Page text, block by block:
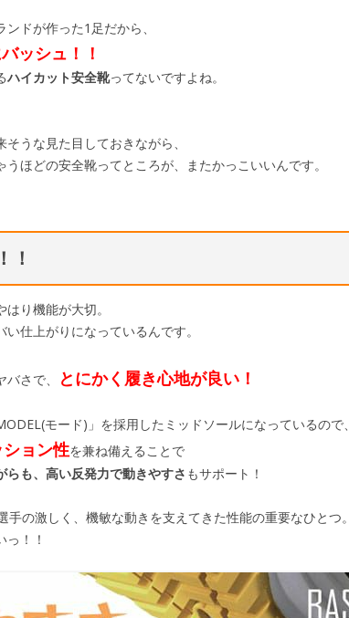
ドが作った1足だから、
ッシュ！！
ハイカット安全靴ってないですよね。
うな見た目しておきながら、
ほどの安全靴ってところが、またかっこいいんです。
！
り機能が大切。
仕上がりになっているんです。
さで、 とにかく履き心地が良い！
モード)」を採用したミッドソールになっているので、
ョン性を兼ね備えることで
らも、高い反発力で動きやすさ もサポート！
手の激しく、機敏な動きを支えてきた性能の重要なひとつ。
！！